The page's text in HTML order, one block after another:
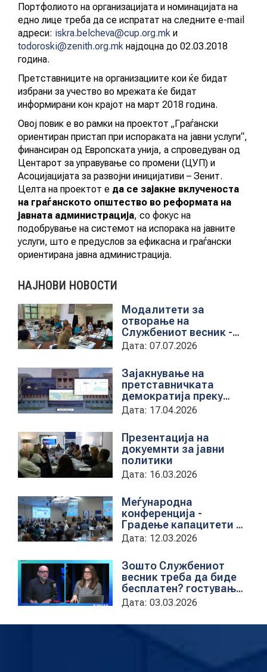
Портфолиото на организацијата и номинацијата на
едно лицe треба да се испратат на следните е-mail
адреси: iskra.belcheva@cup.org.mk и
todoroski@zenith.org.mk најдоцна до 02.03.2018
година.
Претставниците на организациите кои ќе бидат
избрани за учество во мрежата ќе бидат
информирани кон крајот на март 2018 година.
Овој повик е во рамки на проектот „Граѓански
ориентиран пристап при испораката на јавни услуги“,
финансиран од Европската унија, а спроведуван од
Центарот за управување со промени (ЦУП) и
Асоцијацијата за развојни иницијативи – Зенит.
Целта на проектот е да се зајакне вклученоста
на граѓанското општество во реформата на
јавната администрација, со фокус на
подобрување на системот на испорака на јавните
услуги, што е предуслов за ефикасна и граѓански
ориентирана јавна администрација.
НАЈНОВИ НОВОСТИ
Модалитети за
отворање на
Службениот весник -
Средба со
претставници на ЈП
службен весник
Дата: 07.07.2026
Зајакнување на
претставничката
демократија преку
дигитална алатка
kancelarii.sobranie.mk
Дата: 17.04.2026
Презентација на
докуемнти за јавни
политики
Дата: 16.03.2026
Меѓународна
конференција -
Градење капацитети на
институциите за обука
на државни
службеници
Дата: 12.03.2026
Зошто Службениот
весник треба да биде
бесплатен? гостување
на проектната
кородинаторка во ЦУП
Анета Иванова
поткастот Rishatzi
Дата: 03.03.2026